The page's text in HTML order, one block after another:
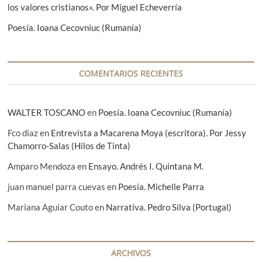
r
d
los valores cristianos». Por Miguel Echeverría
Poesía. Ioana Cecovniuc (Rumanía)
COMENTARIOS RECIENTES
WALTER TOSCANOen Poesía. Ioana Cecovniuc (Rumanía)
Fco diazen Entrevista a Macarena Moya (escritora). Por Jessy
Chamorro-Salas (Hilos de Tinta)
Amparo Mendoza en Ensayo. Andrés I. Quintana M.
juan manuel parra cuevas en Poesía. Michelle Parra
Mariana Aguiar Coutoen Narrativa. Pedro Silva (Portugal)
ARCHIVOS